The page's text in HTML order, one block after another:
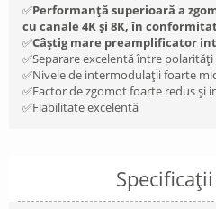
✅Performanță superioară a
cu canale 4K și 8K, în
✅Câștig mare preamplificator
✅Separare excelentă între polarități
✅Nivele de intermodulații foarte
✅Factor de zgomot foarte redus și
✅Fiabilitate excelentă